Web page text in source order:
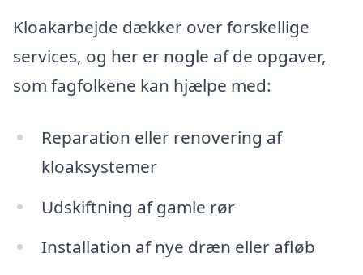
Kloakarbejde dækker over forskellige
services, og her er nogle af de opgaver,
som fagfolkene kan hjælpe med:
Reparation eller renovering af
kloaksystemer
Udskiftning af gamle rør
Installation af nye dræn eller afløb